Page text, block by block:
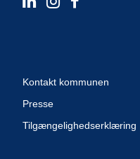
Kontakt kommunen
Presse
Tilgængelighedserklæring